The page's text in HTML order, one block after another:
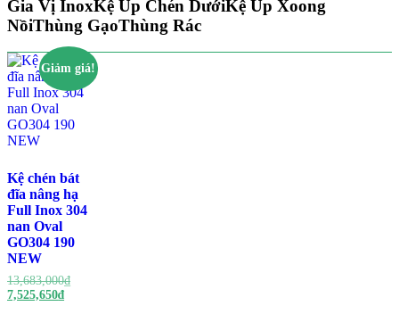
Gia Vị InoxKệ Úp Chén DướiKệ Úp Xoong
NồiThùng GạoThùng Rác
Giảm giá!
Kệ chén bát
đĩa nâng hạ
Full Inox 304
nan Oval
GO304 190
NEW
13,683,000₫Giá
7,525,650₫Giá